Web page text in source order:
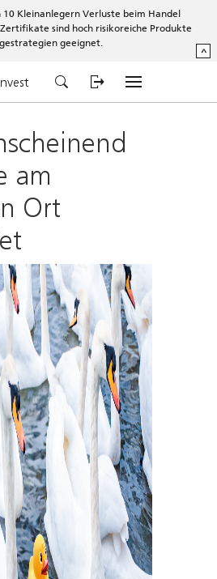
Kleinanlegern Verluste beim Handel
sind hoch risikoreiche Produkte
geeignet.
^
am
Ort